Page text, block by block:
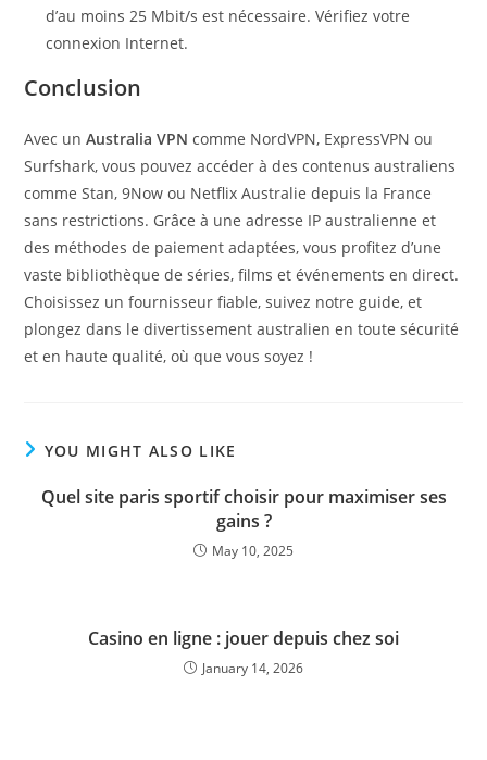
d’au moins 25 Mbit/s est nécessaire. Vérifiez votre
connexion Internet.
Conclusion
Avec unAustralia VPN comme NordVPN, ExpressVPN ou
Surfshark, vous pouvez accéder à des contenus australiens
comme Stan, 9Now ou Netflix Australie depuis la France
sans restrictions. Grâce à une adresse IP australienne et
des méthodes de paiement adaptées, vous profitez d’une
vaste bibliothèque de séries, films et événements en direct.
Choisissez un fournisseur fiable, suivez notre guide, et
plongez dans le divertissement australien en toute sécurité
et en haute qualité, où que vous soyez !
YOU MIGHT ALSO LIKE
Quel site paris sportif choisir pour maximiser ses
gains ?
May 10, 2025
Casino en ligne : jouer depuis chez soi
January 14, 2026